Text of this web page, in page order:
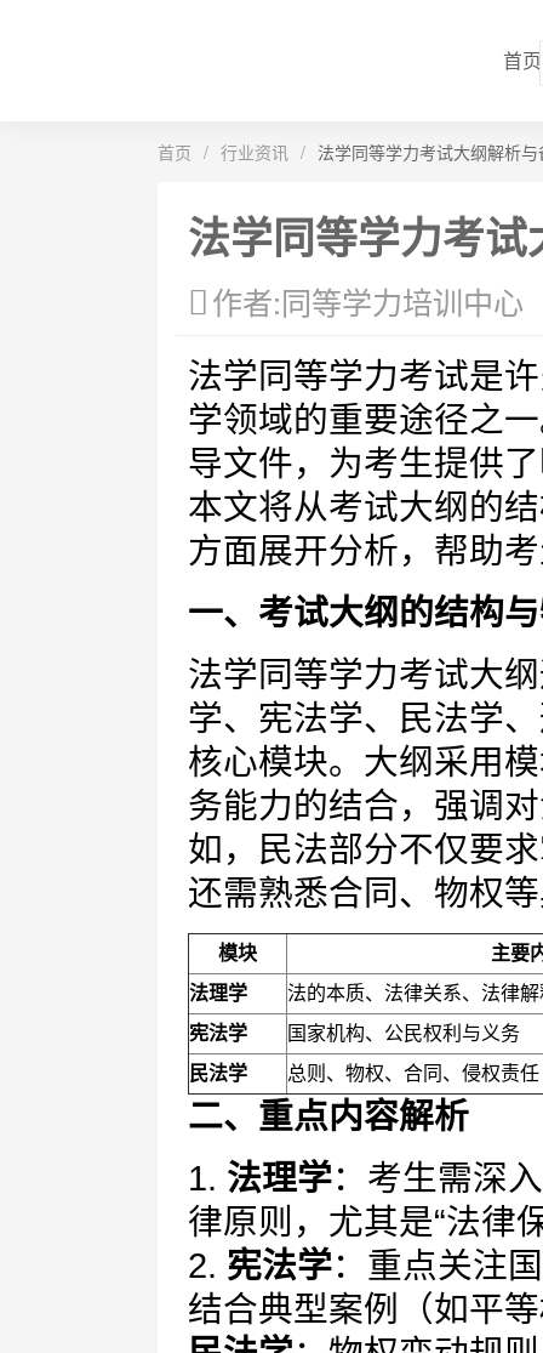
首页
首页 / 行业资讯 / 法学同等学力考试大纲解析
法学同等学力考
作者:同等学力培训中心
法学同等学力考试是
学领域的重要途径之
导文件，为考生提供
本文将从考试大纲的
方面展开分析，帮助
一、考试大纲的结构
法学同等学力考试大
学、宪法学、民法学
核心模块。大纲采用
务能力的结合，强调
如，民法部分不仅要
还需熟悉合同、物权
模块
主要
法理学
法的本质、法律关系、法律
宪法学
国家机构、公民权利与义务
民法学
总则、物权、合同、侵权责任
二、重点内容解析
1. 法理学：考生需深
律原则，尤其是“法律
2. 宪法学：重点关注
结合典型案例（如平